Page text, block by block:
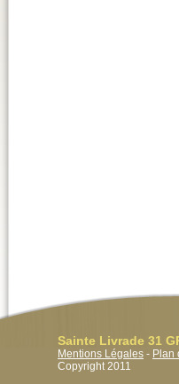
Sainte Livrade 31
Mentions Légales - Plan
Copyright 2011